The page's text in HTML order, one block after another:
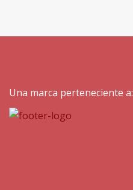
Una marca perteneciente a: